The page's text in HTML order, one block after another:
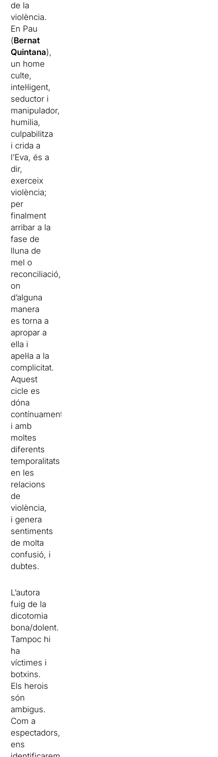
de la
violència.
En Pau
(Bernat
Quintana),
un home
culte,
intel·ligent,
seductor i
manipulador,
humilia,
culpabilitza
i crida a
l’Eva, és a
dir,
exerceix
violència;
per
finalment
arribar a la
fase de
lluna de
mel o
reconciliació,
on
d’alguna
manera
es torna a
apropar a
ella i
apel·la a la
complicitat.
Aquest
cicle es
dóna
contínuament
i amb
moltes
diferents
temporalitats
en les
relacions
de
violència,
i genera
sentiments
de molta
confusió, i
dubtes.
L’autora
fuig de la
dicotomia
bona/dolent.
Tampoc hi
ha
víctimes i
botxins.
Els herois
són
ambigus.
Com a
espectadors,
ens